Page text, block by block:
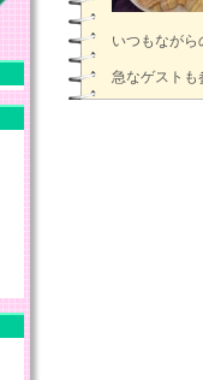
いつもなが
急なゲストも